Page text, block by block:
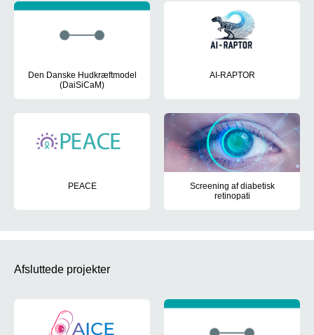
Den Danske Hudkræftmodel
(DaiSiCaM)
AI-RAPTOR
PEACE
Udvikling, test og implementering af en AI-løsning til at guide
Screening af diabetisk
retinopati
Afsluttede projekter